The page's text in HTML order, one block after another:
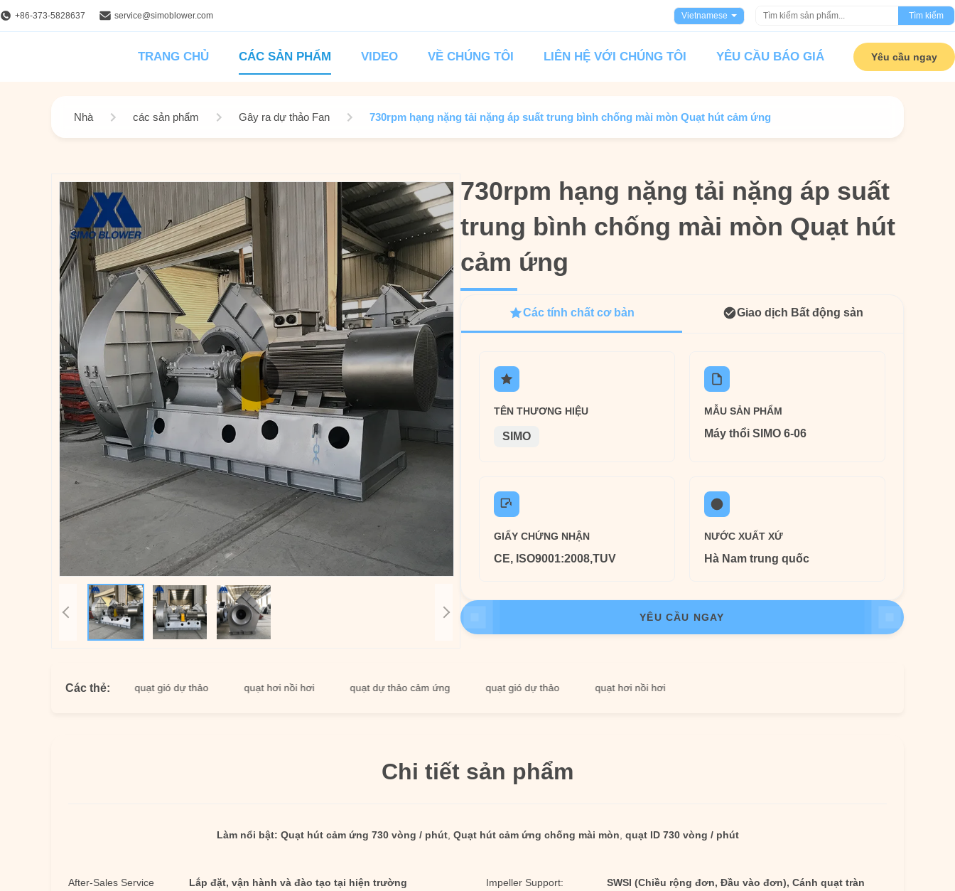
+86-373-5828637 service@simoblower.com Vietnamese Tìm kiếm
TRANG CHỦ CÁC SẢN PHẨM VIDEO VỀ CHÚNG TÔI LIÊN HỆ VỚI CHÚNG TÔI YÊU CẦU BÁO GIÁ Yêu cầu ngay
Nhà các sản phẩm Gây ra dự thảo Fan 730rpm hạng nặng tải nặng áp suất trung bình chống mài mòn Quạt hút cảm ứng
730rpm hạng nặng tải nặng áp suất
trung bình chống mài mòn Quạt hút
cảm ứng
730rpm hạng nặng tải nặng áp suất
trung bình chống mài mòn Quạt hút
cảm ứng
Các tính chất cơ bản Giao dịch Bất động sản
TÊN THƯƠNG HIỆU
SIMO
MẪU SẢN PHẨM
Máy thổi SIMO 6-06
GIẤY CHỨNG NHẬN
CE, ISO9001:2008,TUV
NƯỚC XUẤT XỨ
Hà Nam trung quốc
YÊU CẦU NGAY
Các thẻ:
thảo cảm ứng quạt gió dự thảo quạt hơi nồi hơi quạt dự thảo cảm ứng quạt gió dự thảo quạt hơi nồi hơi
Chi tiết sản phẩm
Làm nổi bật: Quạt hút cảm ứng 730 vòng / phút, Quạt hút cảm ứng chống mài mòn quạt ID 730 vòng / phút
After-Sales Service
Lắp đặt, vận hành và đào tạo tại hiện trường Impeller Support: SWSI (Chiều rộng đơn, Đầu vào đơn), Cánh quạt tràn